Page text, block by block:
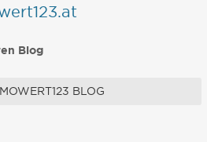
Blog
BLOG